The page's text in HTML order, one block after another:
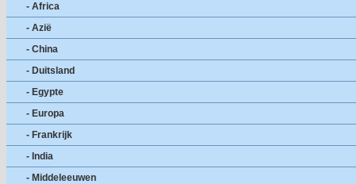
- Africa
- Azië
- China
- Duitsland
- Egypte
- Europa
- Frankrijk
- India
- Middeleeuwen